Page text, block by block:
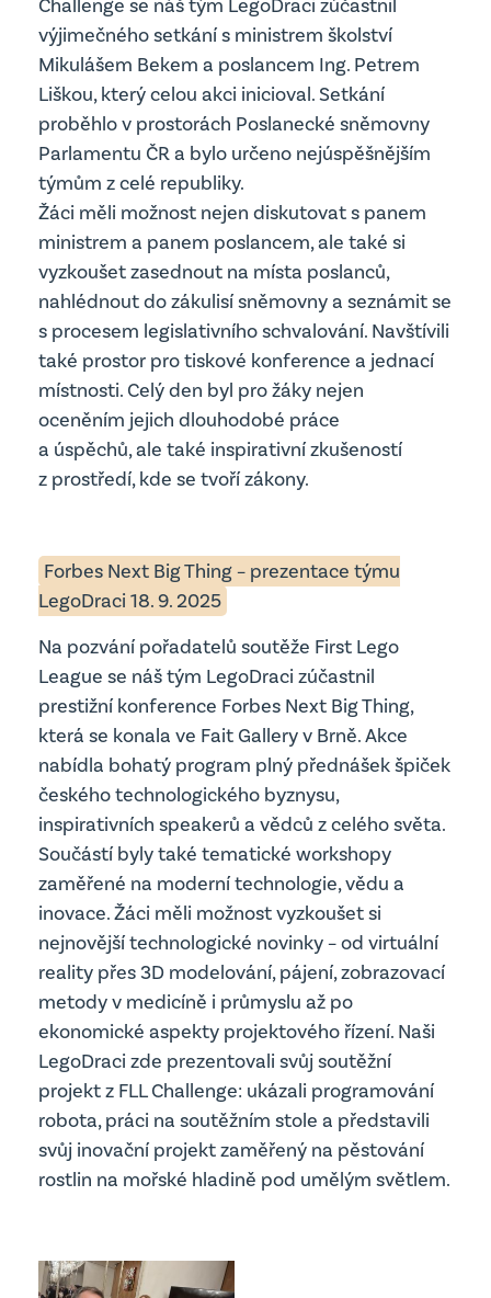
Školská rada
Školní parlament
Jídelna
Challenge se náš tým LegoDraci zúčastnil
výjimečného setkání s ministrem školství
Mikulášem Bekem a poslancem Ing. Petrem
Liškou, který celou akci inicioval. Setkání
proběhlo v prostorách Poslanecké sněmovny
Parlamentu ČR a bylo určeno nejúspěšnějším
týmům z celé republiky.
Žáci měli možnost nejen diskutovat s panem
ministrem a panem poslancem, ale také si
vyzkoušet zasednout na místa poslanců,
nahlédnout do zákulisí sněmovny a seznámit se
s procesem legislativního schvalování. Navštívili
také prostor pro tiskové konference a jednací
místnosti. Celý den byl pro žáky nejen
oceněním jejich dlouhodobé práce
a úspěchů, ale také inspirativní zkušeností
z prostředí, kde se tvoří zákony.
Forbes Next Big Thing – prezentace týmu
LegoDraci 18. 9. 2025
Na pozvání pořadatelů soutěže First Lego
League se náš tým LegoDraci zúčastnil
prestižní konference Forbes Next Big Thing,
která se konala ve Fait Gallery v Brně. Akce
nabídla bohatý program plný přednášek špiček
českého technologického byznysu,
inspirativních speakerů a vědců z celého světa.
Součástí byly také tematické workshopy
zaměřené na moderní technologie, vědu a
inovace. Žáci měli možnost vyzkoušet si
nejnovější technologické novinky – od virtuální
reality přes 3D modelování, pájení, zobrazovací
metody v medicíně i průmyslu až po
ekonomické aspekty projektového řízení. Naši
LegoDraci zde prezentovali svůj soutěžní
projekt z FLL Challenge: ukázali programování
robota, práci na soutěžním stole a představili
svůj inovační projekt zaměřený na pěstování
rostlin na mořské hladině pod umělým světlem.